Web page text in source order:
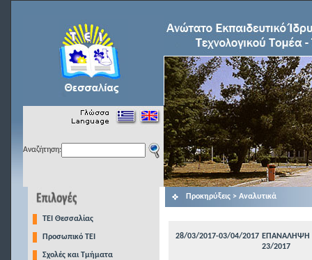
Αναζήτηση:
TEI Θεσσαλίας
Προσωπικό ΤΕΙ
Σχολές και Τμήματα
Προκηρύξεις > Αναλυτικά
28/03/2017-03/04/2017 ΕΠΑΝΑΛΗΨΗ
23/2017